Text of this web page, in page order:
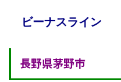
ビーナスライン
長野県茅野市